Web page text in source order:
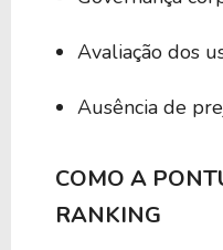
BAGG39
BEPU39
Avaliação dos
Ausência de
COMO A
RANKING